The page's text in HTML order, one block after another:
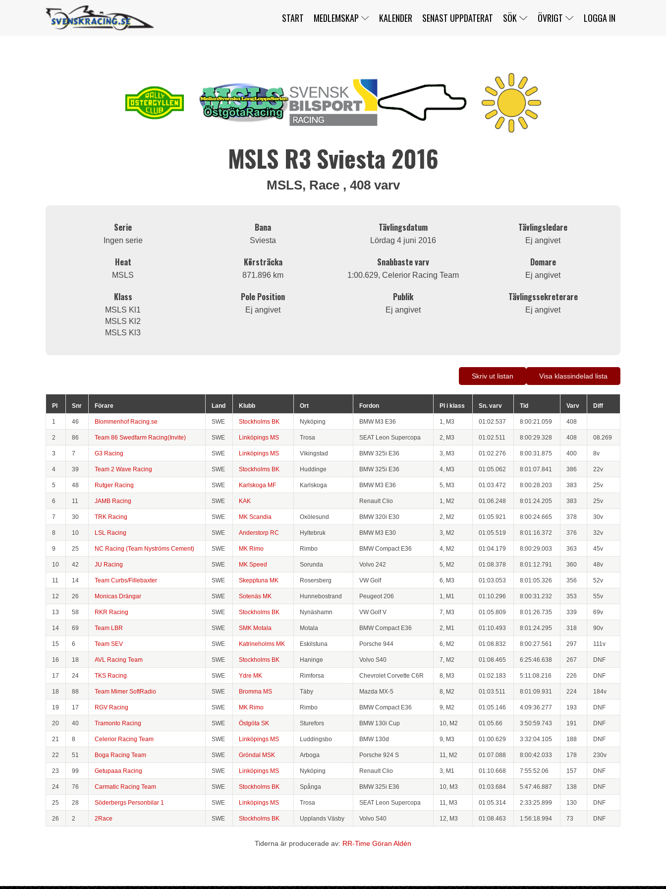
START MEDLEMSKAP KALENDER SENAST UPPDATERAT SÖK
TÄVLINGAR
FÖRARE
KLUBBAR
KLASSER
BANOR
SERIER
ÖVRIGT LOGGA IN
MSLS R3 Sviesta 2016
MSLS, Race , 408 varv
Serie
Ingen serie
Heat
MSLS
Klass
MSLS Kl1
MSLS Kl2
MSLS Kl3
Bana
Sviesta
Körsträcka
871.896 km
Pole Position
Ej angivet
Tävlingsdatum
Lördag 4 juni 2016
Snabbaste varv
1:00.629, Celerior Racing Team
Publik
Ej angivet
Tävlingsledare
Ej angivet
Domare
Ej angivet
Tävlingssekreterare
Ej angivet
Skriv ut listan Visa klassindelad lista
Pl Snr Förare Land Klubb Ort Fordon Pl i klass Sn. varv Tid Varv Diff
1 46 Blommenhof Racing.se SWE Stockholms BK Nyköping BMW M3 E36 1, M3 01:02.537 8:00:21.059 408
2 86 Team 86 Swedfarm Racing(Invite) SWE Linköpings MS Trosa SEAT Leon Supercopa 2, M3 01:02.511 8:00:29.328 408 08.269
3 7 G3 Racing SWE Linköpings MS Vikingstad BMW 325i E36 3, M3 01:02.276 8:00:31.875 400 8v
4 39 Team 2 Wave Racing SWE Stockholms BK Huddinge BMW 325i E36 4, M3 01:05.062 8:01:07.841 386 22v
5 48 Rutger Racing SWE Karlskoga MF Karlskoga BMW M3 E36 5, M3 01:03.472 8:00:28.203 383 25v
6 11 JAMB Racing SWE KAK Renault Clio 1, M2 01:06.248 8:01:24.205 383 25v
7 30 TRK Racing SWE MK Scandia Oxölesund BMW 320i E30 2, M2 01:05.921 8:00:24.665 378 30v
8 10 LSL Racing SWE Anderstorp RC Hyltebruk BMW M3 E30 3, M2 01:05.519 8:01:16.372 376 32v
9 25 NC Racing (Team Nyströms Cement) SWE MK Rimo Rimbo BMW Compact E36 4, M2 01:04.179 8:00:29.003 363 45v
10 42 JU Racing SWE MK Speed Sorunda Volvo 242 5, M2 01:08.378 8:01:12.791 360 48v
11 14 Team Curbs/Fillebaxter SWE Skepptuna MK Rosersberg VW Golf 6, M3 01:03.053 8:01:05.326 356 52v
12 26 Monicas Drängar SWE Sotenäs MK Hunnebostrand Peugeot 206 1, M1 01:10.296 8:00:31.232 353 55v
13 58 RKR Racing SWE Stockholms BK Nynäshamn VW Golf V 7, M3 01:05.809 8:01:26.735 339 69v
14 69 Team LBR SWE SMK Motala Motala BMW Compact E36 2, M1 01:10.493 8:01:24.295 318 90v
15 6 Team SEV SWE Katrineholms MK Eskilstuna Porsche 944 6, M2 01:08.832 8:00:27.561 297 111v
16 18 AVL Racing Team SWE Stockholms BK Haninge Volvo S40 7, M2 01:08.465 6:25:46.638 267 DNF
17 24 TKS Racing SWE Ydre MK Rimforsa Chevrolet Corvette C6R 8, M3 01:02.183 5:11:08.216 226 DNF
18 88 Team Mimer SoftRadio SWE Bromma MS Täby Mazda MX-5 8, M2 01:03.511 8:01:09.931 224 184v
19 17 RGV Racing SWE MK Rimo Rimbo BMW Compact E36 9, M2 01:05.146 4:09:36.277 193 DNF
20 40 Tramonto Racing SWE Östgöta SK Sturefors BMW 130i Cup 10, M2 01:05.66 3:50:59.743 191 DNF
21 8 Celerior Racing Team SWE Linköpings MS Luddingsbo BMW 130d 9, M3 01:00.629 3:32:04.105 188 DNF
22 51 Boga Racing Team SWE Gröndal MSK Arboga Porsche 924 S 11, M2 01:07.088 8:00:42.033 178 230v
23 99 Getupaaa Racing SWE Linköpings MS Nyköping Renault Clio 3, M1 01:10.668 7:55:52.06 157 DNF
24 76 Carmatic Racing Team SWE Stockholms BK Spånga BMW 325i E36 10, M3 01:03.684 5:47:46.887 138 DNF
25 28 Söderbergs Personbilar 1 SWE Linköpings MS Trosa SEAT Leon Supercopa 11, M3 01:05.314 2:33:25.899 130 DNF
26 2 2Race SWE Stockholms BK Upplands Väsby Volvo S40 12, M3 01:08.463 1:56:18.994 73 DNF
Tiderna är producerade av: RR-Time Göran Aldén